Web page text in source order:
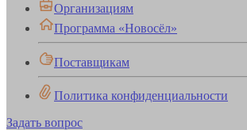
Организациям
Программа «Новосёл»
Поставщикам
Политика конфиденциальности
Задать вопрос